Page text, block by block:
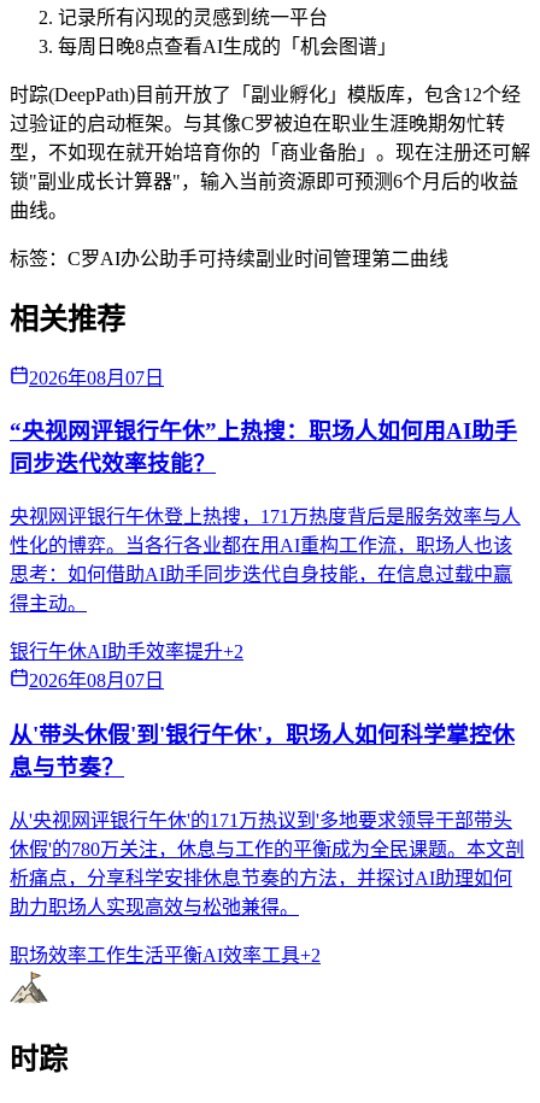
记录所有闪现的灵感到统一平台
每周日晚8点查看AI生成的「机会图谱」
时踪(DeepPath)目前开放了「副业孵化」模版库，包含12个经
过验证的启动框架。与其像C罗被迫在职业生涯晚期匆忙转
型，不如现在就开始培育你的「商业备胎」。现在注册还可解
锁"副业成长计算器"，输入当前资源即可预测6个月后的收益
曲线。
标签： C罗AI办公助手可持续副业时间管理第二曲线
相关推荐
2026年08月07日
“央视网评银行午休”上热搜：职场人如何用AI助手
同步迭代效率技能？
央视网评银行午休登上热搜，171万热度背后是服务效率与人
性化的博弈。当各行各业都在用AI重构工作流，职场人也该
思考：如何借助AI助手同步迭代自身技能，在信息过载中赢
得主动。
银行午休AI助手效率提升+2
2026年08月07日
从'带头休假'到'银行午休'，职场人如何科学掌控休
息与节奏？
从'央视网评银行午休'的171万热议到'多地要求领导干部带头
休假'的780万关注，休息与工作的平衡成为全民课题。本文剖
析痛点，分享科学安排休息节奏的方法，并探讨AI助理如何
助力职场人实现高效与松弛兼得。
职场效率工作生活平衡AI效率工具+2
时踪